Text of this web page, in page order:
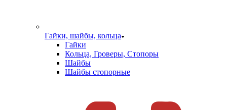
Гайки, шайбы, кольца
Гайки
Кольца, Гроверы, Стопоры
Шайбы
Шайбы стопорные